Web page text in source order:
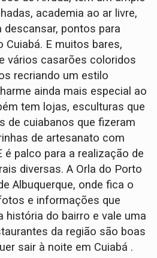
academia ao ar livre,
descansar, pontos para
Cuiabá. E muitos bares,
vários casarões coloridos
recriando um estilo
ainda mais especial ao
tem lojas, esculturas que
de cuiabanos que fizeram
de artesanato com
é palco para a realização de
diversas. A Orla do Porto
Albuquerque, onde fica o
e informações que
história do bairro e vale uma
da região são boas
sair à noite em Cuiabá .